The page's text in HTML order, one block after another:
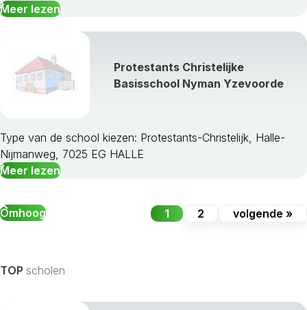
Meer lezen
Protestants Christelijke
Basisschool Nyman Yzevoorde
Type van de school kiezen: Protestants-Christelijk, Halle-
Nijmanweg, 7025 EG HALLE
Meer lezen
Omhoog 1 2 volgende »
TOP scholen